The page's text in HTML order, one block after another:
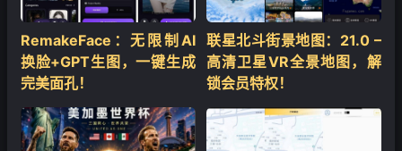
RemakeFace：无限制AI
换脸+GPT生图，一键生成
完美面孔！
联星北斗街景地图：21.0 –
高清卫星VR全景地图，解
锁会员特权！